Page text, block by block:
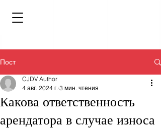
Пост
Какова ответственность
арендатора в случае износа
CJDV Author
4 авг. 2024 г. 3 мин. чтения